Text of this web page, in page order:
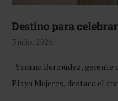
Destino para celebrar
3 julio, 2026
Yamina Bermúdez, gerente
Playa Mujeres, destaca el